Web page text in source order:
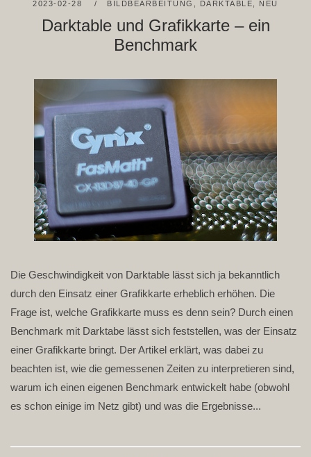
2023-02-28 BILDBEARBEITUNG DARKTABLE NEU
Darktable und Grafikkarte – ein
Benchmark
Die Geschwindigkeit von Darktable lässt sich ja bekanntlich
durch den Einsatz einer Grafikkarte erheblich erhöhen. Die
Frage ist, welche Grafikkarte muss es denn sein? Durch einen
Benchmark mit Darktabe lässt sich feststellen, was der Einsatz
einer Grafikkarte bringt. Der Artikel erklärt, was dabei zu
beachten ist, wie die gemessenen Zeiten zu interpretieren sind,
warum ich einen eigenen Benchmark entwickelt habe (obwohl
es schon einige im Netz gibt) und was die Ergebnisse...